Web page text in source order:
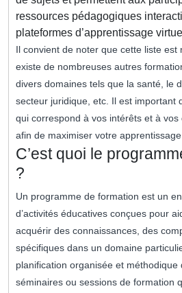
ressources pédagogiques
plateformes d’apprentissage
Il convient de noter que cette liste est
existe de nombreuses autres
divers domaines tels que la santé, le
secteur juridique, etc. Il est important
qui correspond à vos intérêts et à
afin de maximiser votre
C’est quoi le
?
Un programme de formation est un
d’activités éducatives conçues pour
acquérir des connaissances, des
spécifiques dans un domaine
planification organisée et méthodique
séminaires ou sessions de formation